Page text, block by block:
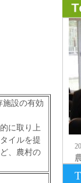
設の有効
に取り上
イルを提
、農村の